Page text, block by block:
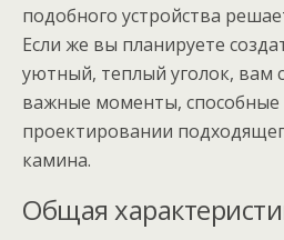
подобного устройства
Если же вы планируете
уютный, теплый уголок, вам
важные моменты,
проектировании
камина.
Общая